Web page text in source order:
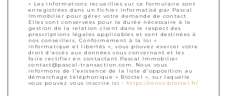
« Les informations recueillies sur ce formulaire sont
enregistrées dans un fichier informatisé par Pascal
Immobilier pour gérer votre demande de contact.
Elles sont conservées pour la durée nécessaire à la
gestion de la relation client dans le respect des
prescriptions légales applicables et sont destinées à
nos conseillers. Conformément à la loi «
informatique et libertés », vous pouvez exercer votre
droit d'accès aux données vous concernant et les
faire rectifier en contactant Pascal Immobilier
contact@pascal-transaction.com. Nous vous
informons de l'existence de la liste d'opposition au
démarchage téléphonique « Bloctel », sur laquelle
vous pouvez vous inscrire ici : https://conso.bloctel.fr/